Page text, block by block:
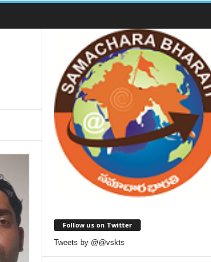
Follow us on Twitter
Tweets by @@vskts